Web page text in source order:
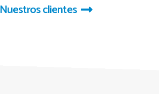
Nuestros clientes